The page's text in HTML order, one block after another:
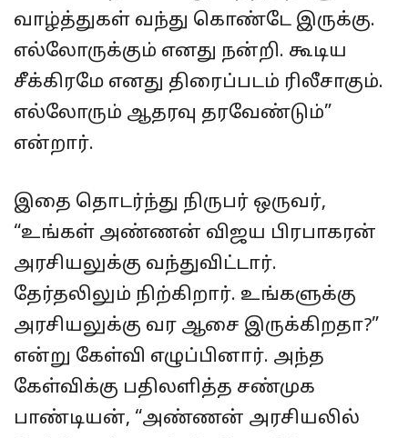
வாழ்த்துகள் வந்து கொண்டே இருக்கு.
எல்லோருக்கும் எனது நன்றி. கூடிய
சீக்கிரமே எனது திரைப்படம் ரிலீசாகும்.
எல்லோரும் ஆதரவு தரவேண்டும்”
என்றார்.
இதை தொடர்ந்து நிருபர் ஒருவர்,
“உங்கள் அண்ணன் விஜய பிரபாகரன்
அரசியலுக்கு வந்துவிட்டார்.
தேர்தலிலும் நிற்கிறார். உங்களுக்கு
அரசியலுக்கு வர ஆசை இருக்கிறதா?”
என்று கேள்வி எழுப்பினார். அந்த
கேள்விக்கு பதிலளித்த சண்முக
பாண்டியன், “அண்ணன் அரசியலில்